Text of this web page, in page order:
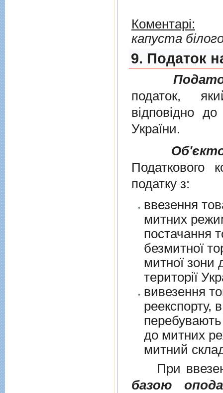
Коментарі:
капуста
9. Податок
податок,
вiдповiдно
України.
Податкового
податку з:
ввезення
митних
постачання
безмитної
митної зони для їх
території
вивезення
реекспорту,
перебувають у
до митних
митний
При
базою